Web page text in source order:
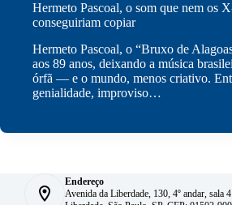
Hermeto Pascoal, o som que nem os
conseguiriam copiar
Hermeto Pascoal, o “Bruxo de
aos 89 anos, deixando a música
órfã — e o mundo, menos criativo.
genialidade, improviso…
Endereço
Avenida da Liberdade, 130, 4º andar, sala